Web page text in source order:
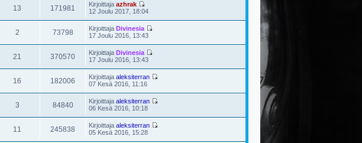
13 171981 Kirjoittaja azhrak
12 Joulu 2017, 18:04
2 73798 Kirjoittaja Divinesia
17 Joulu 2016, 13:43
21 370570 Kirjoittaja Divinesia
17 Joulu 2016, 13:43
16 182006 Kirjoittaja aleksiterran
07 Kesä 2016, 11:16
3 84840 Kirjoittaja aleksiterran
06 Kesä 2016, 10:18
11 245838 Kirjoittaja aleksiterran
05 Kesä 2016, 15:28